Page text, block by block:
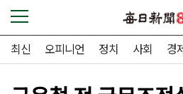
최신 오피니언 정치 사회 경